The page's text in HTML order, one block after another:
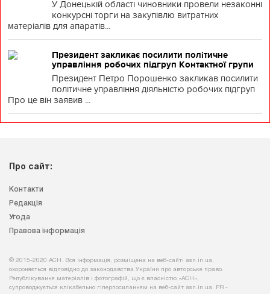
У Донецькій області чиновники провели незаконні
конкурсні торги на закупівлю витратних
матеріалів для апаратів...
Президент закликає посилити політичне
управління робочих підгруп Контактної групи
Президент Петро Порошенко закликав посилити
політичне управління діяльністю робочих підгруп
Про це він заявив ...
Про сайт:
Контакти
Редакція
Угода
Правова інформація
© 2015-2020 АСН. Вся інформація, розміщена на веб-сайті asn.in.ua,
охороняється відповідно до законодавства України про авторське право.
Републікування матеріалів і фотографій, що є власністю «АСН»,
супроводжується клікабельно гіперпосиланням на веб-сайт asn.іn.ua. PR -